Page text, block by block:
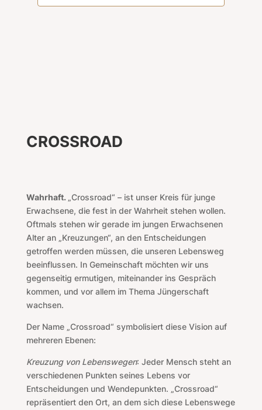
CROSSROAD
Wahrhaft. „Crossroad“ – ist unser Kreis für junge
Erwachsene, die fest in der Wahrheit stehen wollen.
Oftmals stehen wir gerade im jungen Erwachsenen
Alter an „Kreuzungen“, an den Entscheidungen
getroffen werden müssen, die unseren Lebensweg
beeinflussen. In Gemeinschaft möchten wir uns
gegenseitig ermutigen, miteinander ins Gespräch
kommen, und vor allem im Thema Jüngerschaft
wachsen.
Der Name „Crossroad“ symbolisiert diese Vision auf
mehreren Ebenen:
Kreuzung von Lebenswegen: Jeder Mensch steht an
verschiedenen Punkten seines Lebens vor
Entscheidungen und Wendepunkten. „Crossroad“
repräsentiert den Ort, an dem sich diese Lebenswege